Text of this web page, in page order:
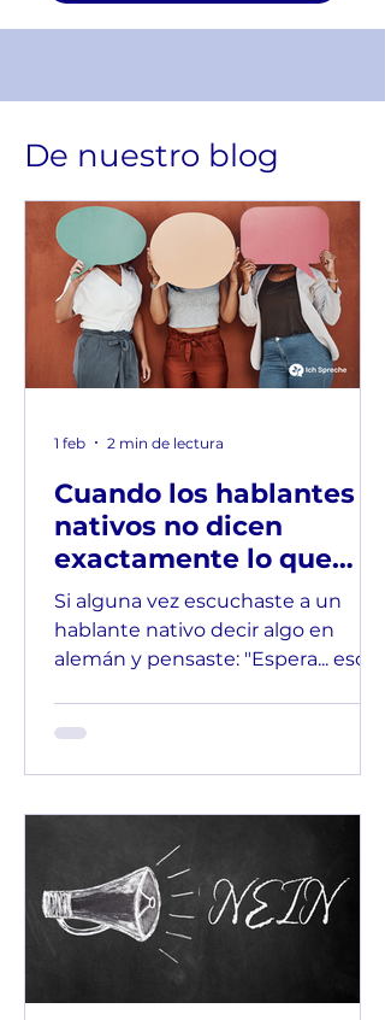
De nuestro blog
Cuando los hablantes
nativos no dicen
exactamente lo que
quieren decir
Si alguna vez escuchaste a un
hablante nativo decir algo en
alemán y pensaste: "Espera... eso
mundo de la sutileza cortés. 😄 El
alemán está lleno de expresiones
depende del tono, el ritmo e
incluso la expresión facial. Veamos
algunos ejemplos juntos y te
mostraré qué hace que no sean
literales. 🧐 “Das ist ja interesante.”
Significado literal: Eso e
1 feb 2 min de lectura